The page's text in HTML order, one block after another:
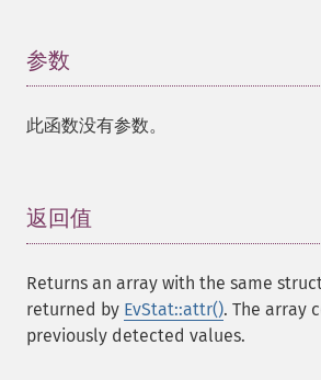
参数
此函数没有参数。
返回值
Returns an array with the same
returned by EvStat::attr(). The array
previously detected values.